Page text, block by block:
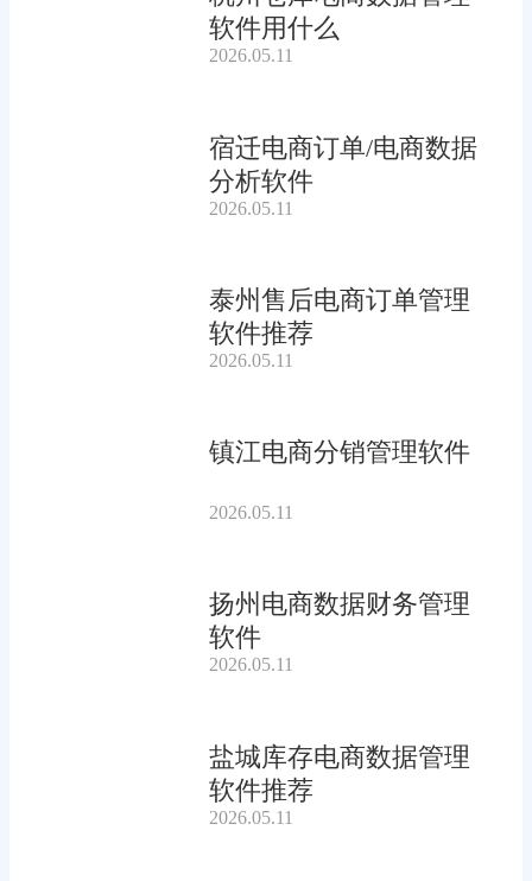
软件用什么
2026.05.11
宿迁电商订单/电商数据
分析软件
2026.05.11
泰州售后电商订单管理
软件推荐
2026.05.11
镇江电商分销管理软件
2026.05.11
扬州电商数据财务管理
软件
2026.05.11
盐城库存电商数据管理
软件推荐
2026.05.11